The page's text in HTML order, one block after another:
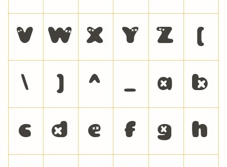
V W X Y Z [
\ ] ^ _ a b
c d e f g h